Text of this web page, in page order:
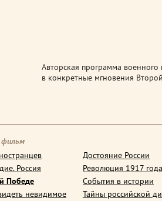
Авторская программа военного
в конкретные мгновения
Россия
Победе
невидимое
Достояние России
Революция 1917 года
События в истории
Тайны российской